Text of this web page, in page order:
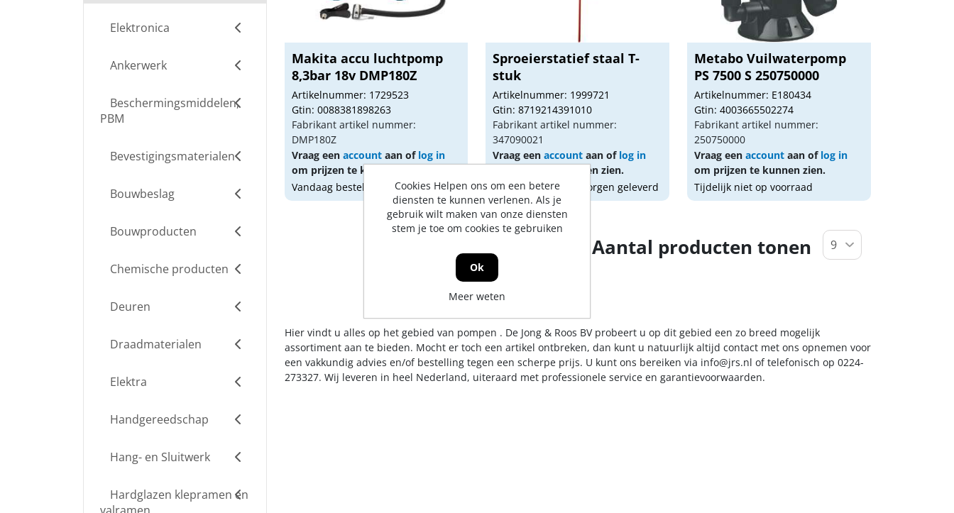
Elektronica
Ankerwerk
Beschermingsmiddelen,
PBM
Bevestigingsmaterialen
Bouwbeslag
Bouwproducten
Chemische producten
Deuren
Draadmaterialen
Elektra
Handgereedschap
Hang- en Sluitwerk
Hardglazen klepramen en
Makita accu luchtpomp
8,3bar 18v DMP180Z
Artikelnummer: 1729523
Gtin: 0088381898263
Fabrikant artikel nummer:
DMP180Z
Vraag een accountaan of log in
om prijzen te kunnen zien.
Vandaag besteld, morgen geleverd
Sproeierstatief staal T-
stuk
Artikelnummer: 1999721
Gtin: 8719214391010
Fabrikant artikel nummer:
347090021
Vraag eenaccount aan of log in
om prijzen te kunnen zien.
Vandaag besteld, morgen geleverd
Metabo Vuilwaterpomp
PS 7500 S 250750000
Artikelnummer: E180434
Gtin: 4003665502274
Fabrikant artikel nummer:
250750000
Vraag eenaccount aan of log in
om prijzen te kunnen zien.
Tijdelijk niet op voorraad
Aantal producten tonen
Hier vindt u alles op het gebied van pompen . De Jong & Roos BV probeert u op dit gebied een zo breed mogelijk
assortiment aan te bieden. Mocht er toch een artikel ontbreken, dan kunt u natuurlijk altijd contact met ons opnemen voor
een vakkundig advies en/of bestelling tegen een scherpe prijs. U kunt ons bereiken via info@jrs.nl of telefonisch op 0224-
273327. Wij leveren in heel Nederland, uiteraard met professionele service en garantievoorwaarden.
Cookies Helpen ons om een betere
diensten te kunnen verlenen. Als je
gebruik wilt maken van onze diensten
stem je toe om cookies te gebruiken
Ok
Meer weten